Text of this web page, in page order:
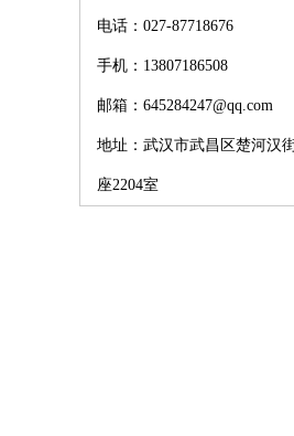
电话：027-87718676
手机：13807186508
邮箱：645284247@qq.com
地址：武汉市武昌区楚河汉
座2204室